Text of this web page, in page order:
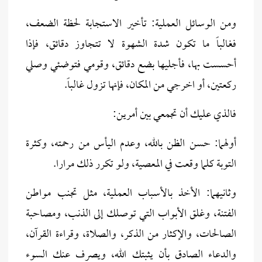
ومن الوسائل العملية: تأخير الاستجابة لحظة الضعف،
فغالباً ما تكون شدة الشهوة لا تتجاوز دقائق، فإذا
أحسست بها، فأجليها بضع دقائق، وقومي فتوضئي وصلي
ركعتين، أو اخرجي من المكان، فإنها تزول غالباً.
فالذي عليك أن تجمعي بين أمرين:
أولهما: حسن الظن بالله، وعدم اليأس من رحمته، وكثرة
التوبة كلما وقعت في المعصية، ولو تكرر ذلك مرارا.
وثانيهما: الأخذ بالأسباب العملية، مثل تجنب مواطن
الفتنة، وغلق الأبواب التي توصلك إلى الذنب، ومصاحبة
الصالحات، والإكثار من الذكر، والصلاة، وقراءة القرآن،
والدعاء الصادق بأن يثبتك الله، ويصرف عنك السوء